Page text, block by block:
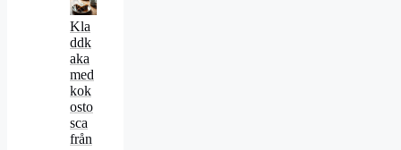
Kla
ddk
aka
med
kok
osto
sca
från